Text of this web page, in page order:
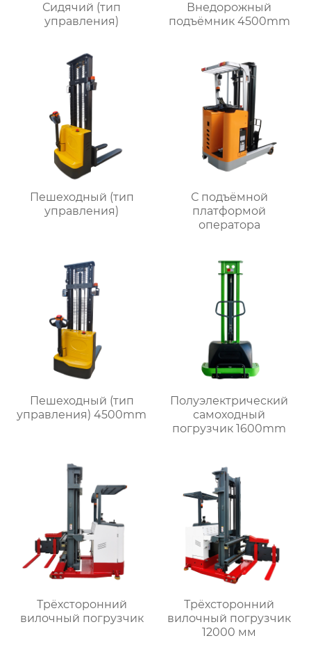
Сидячий (тип
управления)
Внедорожный
подъёмник 4500mm
Пешеходный (тип
управления)
С подъёмной
платформой
оператора
Пешеходный (тип
управления) 4500mm
Полуэлектрический
самоходный
погрузчик 1600mm
Трёхсторонний
вилочный погрузчик
Трёхсторонний
вилочный погрузчик
12000 мм